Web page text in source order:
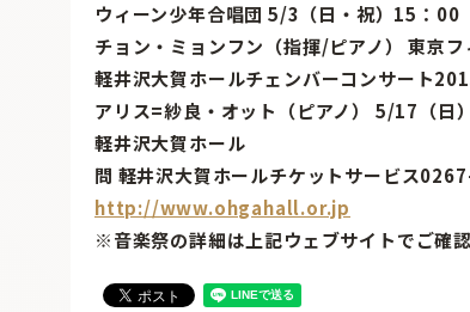
ウィーン少年合唱団 5/3（日・祝）15：00
チョン・ミョンフン（指揮/ピアノ） 東京
軽井沢大賀ホールチェンバーコンサート
アリス=紗良・オット（ピアノ） 5/17（日
軽井沢大賀ホール
問 軽井沢大賀ホールチケットサービス
http://www.ohgahall.or.jp
※音楽祭の詳細は上記ウェブサイトでご確認